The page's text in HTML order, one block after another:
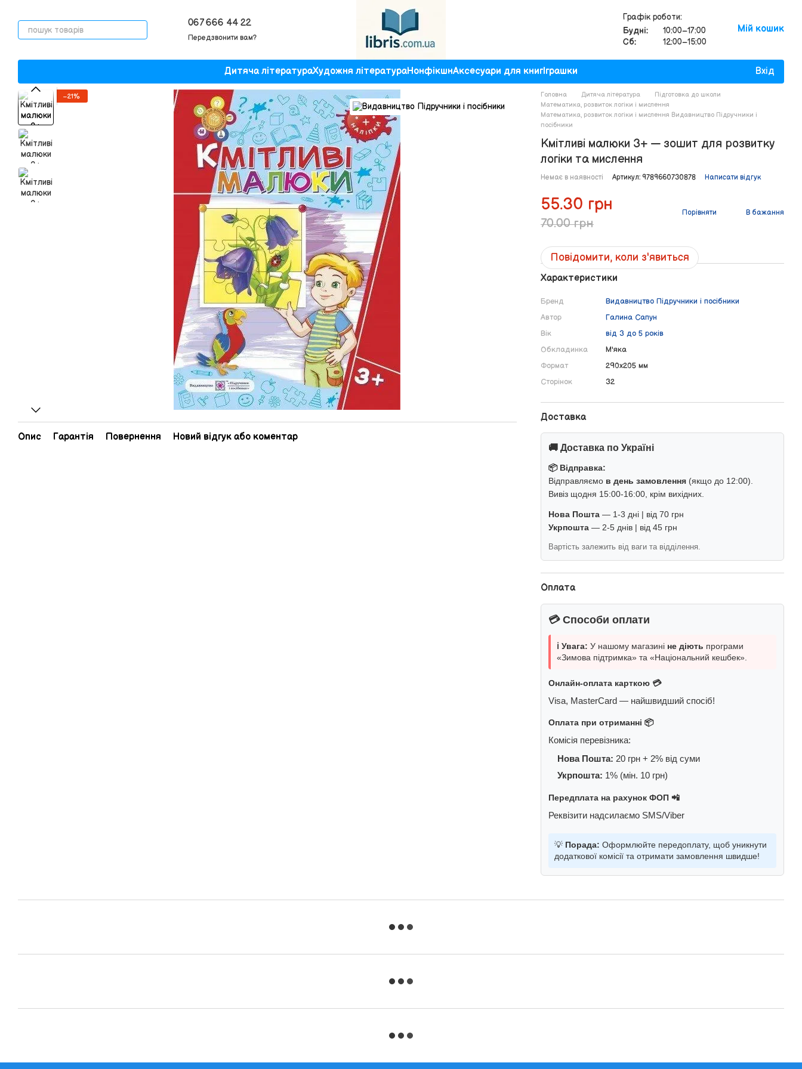
067 666 44 22
Передзвонити вам?
Графік роботи:
Будні:
10:00–17:00
Сб:
12:00–15:00
Мій кошик
Дитяча літератураХудожня літератураНонфікшнАксесуари для книгІграшки Вхід
−21%
Опис Гарантія Повернення Новий відгук або коментар
Головна Дитяча література
Підготовка до школи
Математика, розвиток логіки і мислення
Математика, розвиток логіки і мислення Видавництво Підручники і
посібники
Кмітливі малюки 3+ — зошит для розвитку
логіки та мислення
Немає в наявності Артикул: 9789660730878 Написати відгук
55.30 грн
70.00 грн
Порівняти В бажання
Повідомити, коли з'явиться
Характеристики
Бренд
Видавництво Підручники і посібники
Автор
Галина Сапун
Вік
від 3 до 5 років
Обкладинка
М'яка
Формат
290х205 мм
Сторінок
32
Доставка
🚚 Доставка по Україні
📦 Відправка:
Відправляємо в день замовлення (якщо до 12:00).
Вивіз щодня 15:00-16:00, крім вихідних.
Нова Пошта — 1-3 дні | від 70 грн
Укрпошта — 2-5 днів | від 45 грн
Вартість залежить від ваги та відділення.
Оплата
💳 Способи оплати
ℹ️ Увага: У нашому магазині не діють програми
«Зимова підтримка» та «Національний кешбек».
Онлайн-оплата карткою 💳
Visa, MasterCard — найшвидший спосіб!
Оплата при отриманні 📦
Комісія перевізника:
Нова Пошта: 20 грн + 2% від суми
Укрпошта: 1% (мін. 10 грн)
Передплата на рахунок ФОП 📲
Реквізити надсилаємо SMS/Viber
💡 Порада: Оформлюйте передоплату, щоб уникнути
додаткової комісії та отримати замовлення швидше!